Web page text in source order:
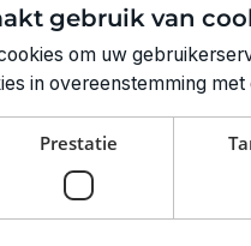
De
gebruik van
om uw
in overeenstemming met
Prestatie